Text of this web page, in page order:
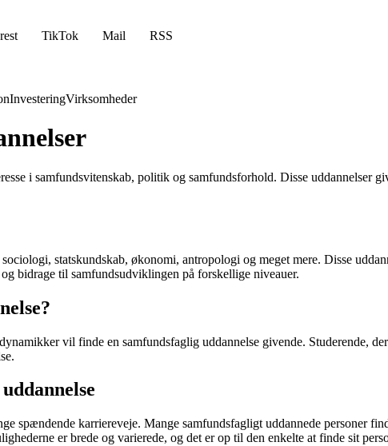
TikTok Mail RSS
InvesteringVirksomheder
i samfundsvitenskab, politik og samfundsforhold. Disse uddannelser
statskundskab, økonomi, antropologi og meget mere. Disse
bidrage til samfundsudviklingen på forskellige niveauer.
vil finde en samfundsfaglig uddannelse givende. Studerende,
spændende karriereveje. Mange samfundsfagligt uddannede personer
er brede og varierede, og det er op til den enkelte at finde sit